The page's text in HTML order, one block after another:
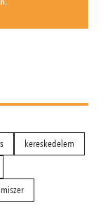
kereskedelem